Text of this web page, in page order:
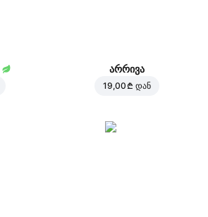
არრივა
19,00 ₾ დან